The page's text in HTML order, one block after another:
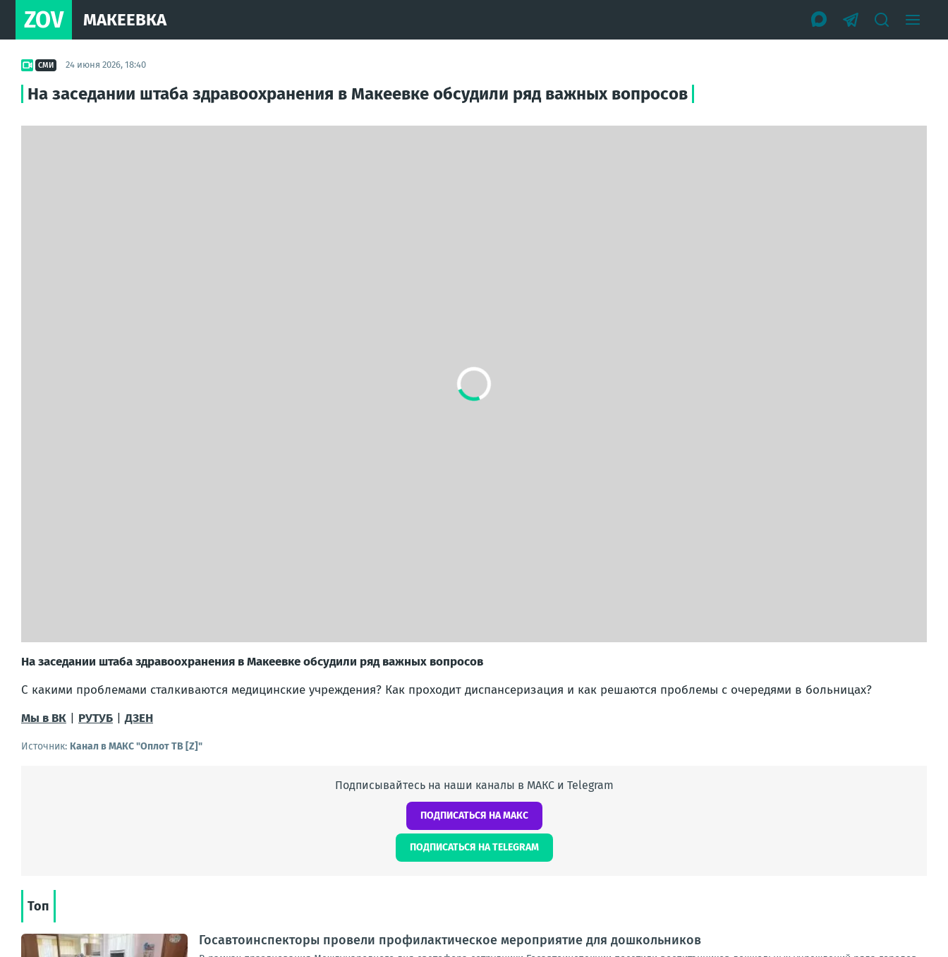
ZOV МАКЕЕВКА
СМИ 24 июня 2026, 18:40
На заседании штаба здравоохранения в Макеевке обсудили ряд важных вопросов
На заседании штаба здравоохранения в Макеевке обсудили ряд важных вопросов
С какими проблемами сталкиваются медицинские учреждения? Как проходит диспансеризация и как решаются проблемы с очередями в больницах?
Мы в ВК
РУТУБ |ДЗЕН
Источник: Канал в МАКС "Оплот ТВ [Z]"
Подписывайтесь на наши каналы в МАКС и Telegram
ПОДПИСАТЬСЯ НА МАКС
ПОДПИСАТЬСЯ НА TELEGRAM
Топ
Госавтоинспекторы провели профилактическое мероприятие для дошкольников